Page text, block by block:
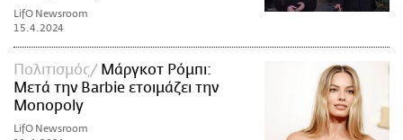
LifO Newsroom
15.4.2024
Πολιτισμός
Μάργκοτ Ρόμπι:
Μετά την Barbie ετοιμάζει την
Monopoly
LifO Newsroom